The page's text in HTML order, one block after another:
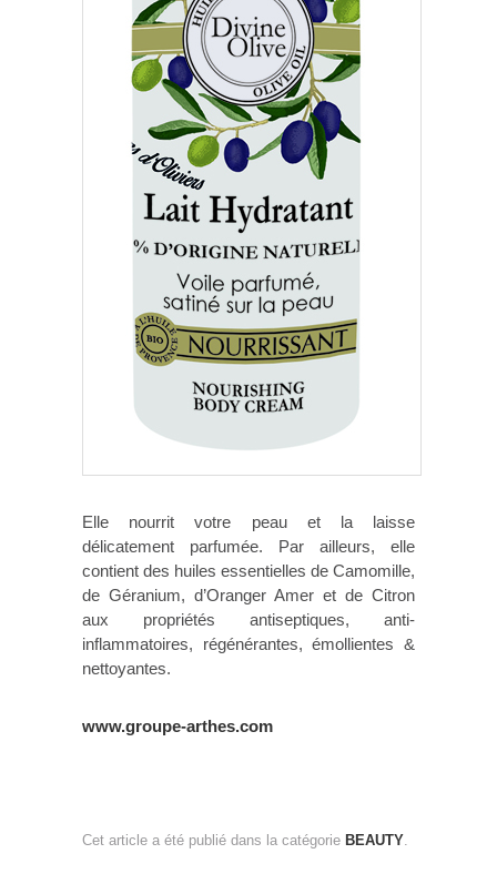
Elle nourrit votre peau et la laisse
délicatement parfumée. Par ailleurs, elle
contient des huiles essentielles de Camomille,
de Géranium, d’Oranger Amer et de Citron
aux propriétés antiseptiques, anti-
inflammatoires, régénérantes, émollientes &
nettoyantes.
www.groupe-arthes.com
Cet article a été publié dans la catégorie BEAUTY.